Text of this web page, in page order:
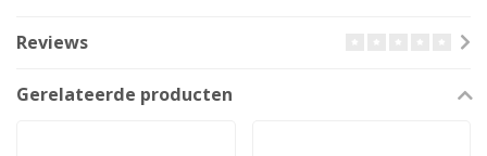
Reviews
Gerelateerde producten